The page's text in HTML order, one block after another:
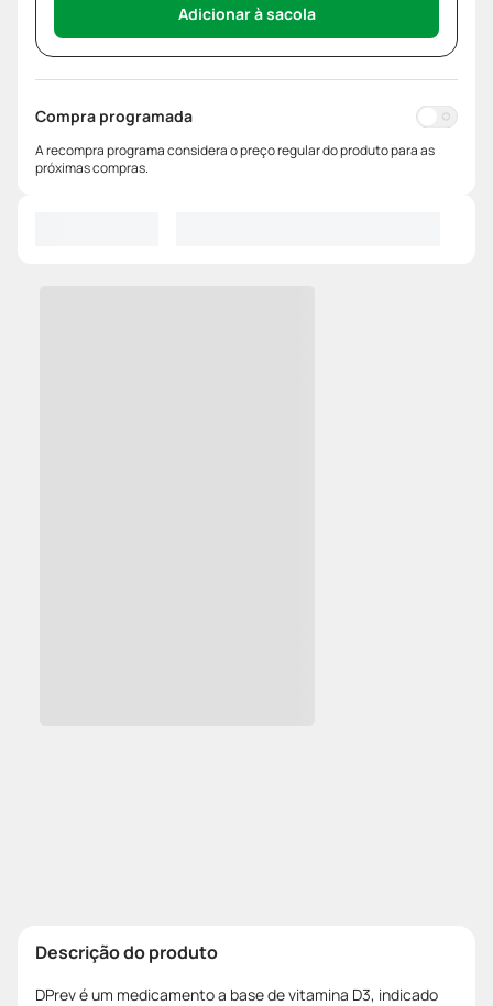
Adicionar à sacola
Compra programada
A recompra programa considera o preço regular do produto para as
próximas compras.
Descrição do produto
DPrev é um medicamento a base de vitamina D3, indicado